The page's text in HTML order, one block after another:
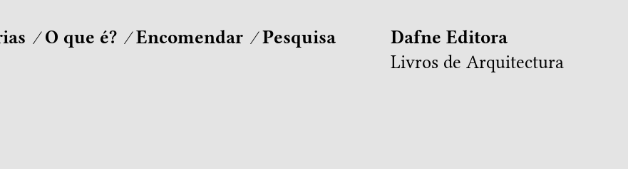
Dafne Editora
Livros de Arquitectura
O que é? Encomendar
Pesquisa